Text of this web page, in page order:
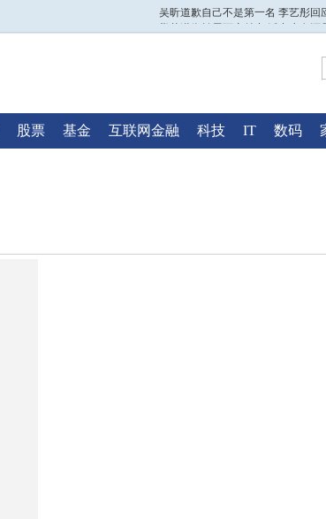
娄艺潇街拍展百变魅力 活力少女还
中国连发高温预警：将再“热”10天
通而不俗妖而不媚 繁星戏剧村悬
娄艺潇街拍展百变魅力 活力少女还
中国连发高温预警：将再“热”10天
股票 基金 互联网金融 科技 IT 数码